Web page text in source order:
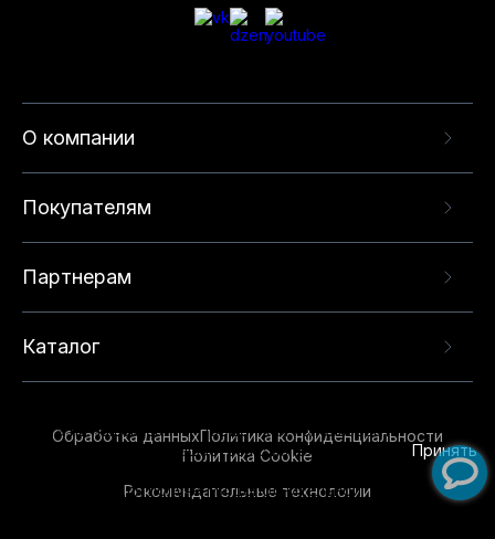
О компании
Покупателям
Партнерам
Каталог
Обработка данныхПолитика конфиденциальности
Политика Cookie
Рекомендательные технологии
опыта на нашем сайте. Продолжая использовать
данный сайт, вы соглашаетесь с использованием
технологий. Для получения дополнительной
Принять